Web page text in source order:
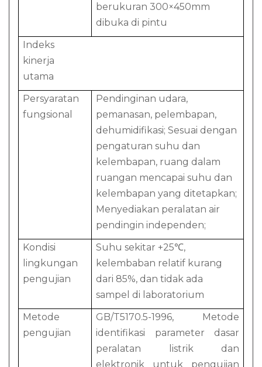
berukuran 300×450mm
dibuka di pintu
Indeks
kinerja
utama
Persyaratan
fungsional
Pendinginan udara,
pemanasan, pelembapan,
dehumidifikasi; Sesuai dengan
pengaturan suhu dan
kelembapan, ruang dalam
ruangan mencapai suhu dan
kelembapan yang ditetapkan;
Menyediakan peralatan air
pendingin independen;
Kondisi
lingkungan
pengujian
Suhu sekitar +25℃,
kelembaban relatif kurang
dari 85%, dan tidak ada
sampel di laboratorium
Metode
pengujian
GB/T5170.5-1996, Metode
identifikasi parameter dasar
peralatan listrik dan
elektronik untuk pengujian